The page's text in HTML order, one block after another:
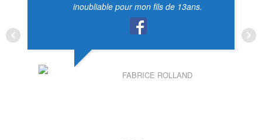
inoubliable pour mon fils de 13ans.
FABRICE ROLLAND